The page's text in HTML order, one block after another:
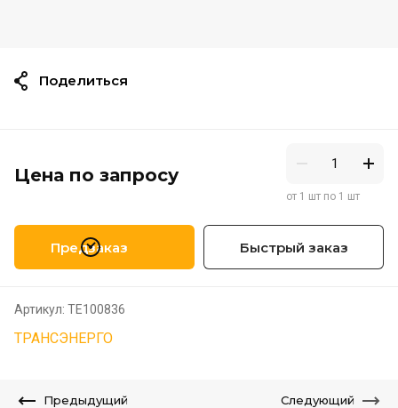
Цена по запросу
от 1 шт по 1 шт
Предзаказ Быстрый заказ
Артикул: TE100836
ТРАНСЭНЕРГО
Поделиться
Предыдущий Следующий